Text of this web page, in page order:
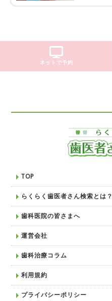
ネットで予約
TOP
らくらく歯医者さん検索とは？
歯科医院の皆さまへ
運営会社
歯科治療コラム
利用規約
プライバシーポリシー